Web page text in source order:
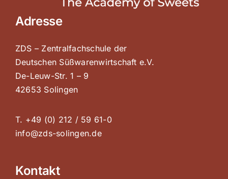
Adresse
ZDS – Zentralfachschule der
Deutschen Süßwarenwirtschaft e.V.
De-Leuw-Str. 1 – 9
42653 Solingen
T. +49 (0) 212 / 59 61-0
info@zds-solingen.de
Kontakt